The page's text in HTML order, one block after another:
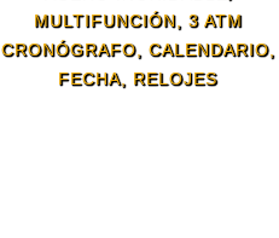
MULTIFUNCIÓN, 3 ATM
CRONÓGRAFO, CALENDARIO,
FECHA, RELOJES